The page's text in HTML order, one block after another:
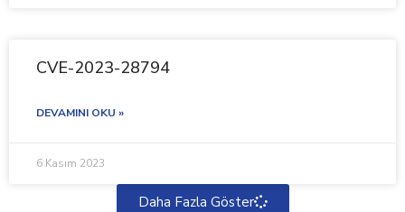
CVE-2023-28794
DEVAMINI OKU »
6 Kasım 2023
Daha Fazla Göster